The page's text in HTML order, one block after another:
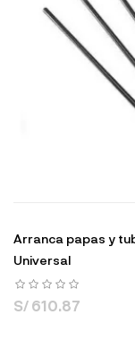
Arranca papas y
Universal
S/ 610.87